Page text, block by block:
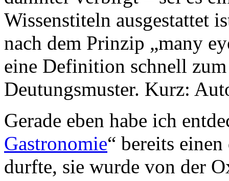
Wissenstiteln ausgestattet
nach dem Prinzip „many
eine Definition schnell
Deutungsmuster. Kurz:
Gerade eben habe ich
Gastronomie“ bereits
durfte, sie wurde von der